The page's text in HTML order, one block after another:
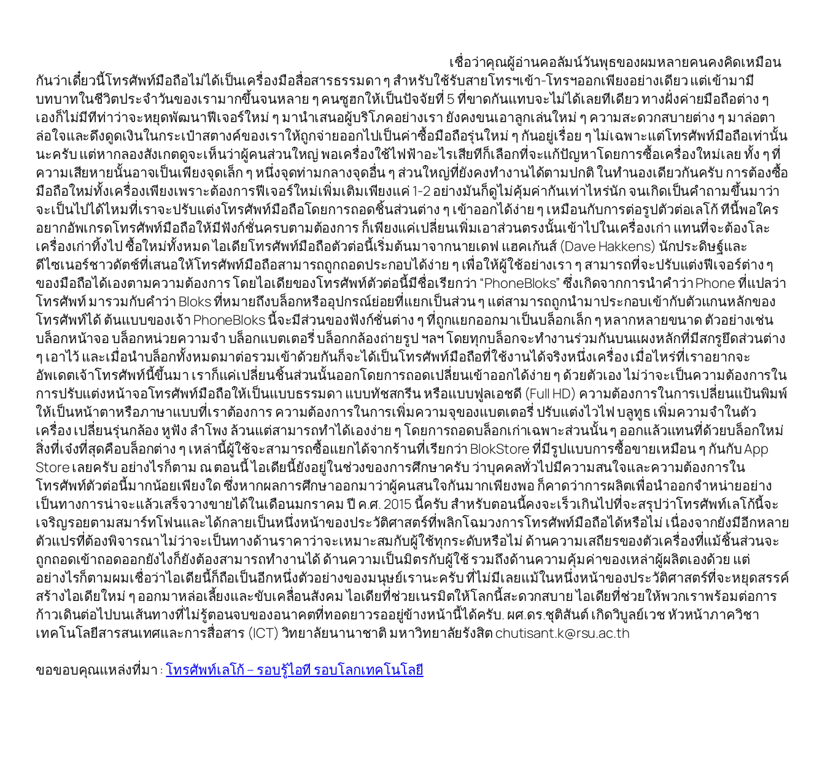
เชื่อว่าคุณผู้อ่านคอลัมน์วันพุธของผมหลายคนคงคิดเหมือน
กันว่าเดี๋ยวนี้โทรศัพท์มือถือไม่ได้เป็นเครื่องมือสื่อสารธรรมดา ๆ สำหรับใช้รับสายโทรฯเข้า-โทรฯออกเพียงอย่างเดียว แต่เข้ามามี
บทบาทในชีวิตประจำวันของเรามากขึ้นจนหลาย ๆ คนซูฮกให้เป็นปัจจัยที่ 5 ที่ขาดกันแทบจะไม่ได้เลยทีเดียว ทางฝั่งค่ายมือถือต่าง ๆ
เองก็ไม่มีทีท่าว่าจะหยุดพัฒนาฟีเจอร์ใหม่ ๆ มานำเสนอผู้บริโภคอย่างเรา ยังคงขนเอาลูกเล่นใหม่ ๆ ความสะดวกสบายต่าง ๆ มาล่อตา
ล่อใจและดึงดูดเงินในกระเป๋าสตางค์ของเราให้ถูกจ่ายออกไปเป็นค่าซื้อมือถือรุ่นใหม่ ๆ กันอยู่เรื่อย ๆ ไม่เฉพาะแต่โทรศัพท์มือถือเท่านั้น
นะครับ แต่หากลองสังเกตดูจะเห็นว่าผู้คนส่วนใหญ่ พอเครื่องใช้ไฟฟ้าอะไรเสียทีก็เลือกที่จะแก้ปัญหาโดยการซื้อเครื่องใหม่เลย ทั้ง ๆ ที่
ความเสียหายนั้นอาจเป็นเพียงจุดเล็ก ๆ หนึ่งจุดท่ามกลางจุดอื่น ๆ ส่วนใหญ่ที่ยังคงทำงานได้ตามปกติ ในทำนองเดียวกันครับ การต้องซื้อ
มือถือใหม่ทั้งเครื่องเพียงเพราะต้องการฟีเจอร์ใหม่เพิ่มเติมเพียงแค่ 1-2 อย่างมันก็ดูไม่คุ้มค่ากันเท่าไหร่นัก จนเกิดเป็นคำถามขึ้นมาว่า
จะเป็นไปได้ไหมที่เราจะปรับแต่งโทรศัพท์มือถือโดยการถอดชิ้นส่วนต่าง ๆ เข้าออกได้ง่าย ๆ เหมือนกับการต่อรูปตัวต่อเลโก้ ทีนี้พอใคร
อยากอัพเกรดโทรศัพท์มือถือให้มีฟังก์ชั่นครบตามต้องการ ก็เพียงแค่เปลี่ยนเพิ่มเอาส่วนตรงนั้นเข้าไปในเครื่องเก่า แทนที่จะต้องโละ
เครื่องเก่าทิ้งไป ซื้อใหม่ทั้งหมด ไอเดียโทรศัพท์มือถือตัวต่อนี้เริ่มต้นมาจากนายเดฟ แฮคเก้นส์ (Dave Hakkens) นักประดิษฐ์และ
ดีไซเนอร์ชาวดัตช์ที่เสนอให้โทรศัพท์มือถือสามารถถูกถอดประกอบได้ง่าย ๆ เพื่อให้ผู้ใช้อย่างเรา ๆ สามารถที่จะปรับแต่งฟีเจอร์ต่าง ๆ
ของมือถือได้เองตามความต้องการ โดยไอเดียของโทรศัพท์ตัวต่อนี้มีชื่อเรียกว่า “PhoneBloks” ซึ่งเกิดจากการนำคำว่า Phone ที่แปลว่า
โทรศัพท์ มารวมกับคำว่า Bloks ที่หมายถึงบล็อกหรืออุปกรณ์ย่อยที่แยกเป็นส่วน ๆ แต่สามารถถูกนำมาประกอบเข้ากับตัวแกนหลักของ
โทรศัพท์ได้ ต้นแบบของเจ้า PhoneBloks นี้จะมีส่วนของฟังก์ชั่นต่าง ๆ ที่ถูกแยกออกมาเป็นบล็อกเล็ก ๆ หลากหลายขนาด ตัวอย่างเช่น
บล็อกหน้าจอ บล็อกหน่วยความจำ บล็อกแบตเตอรี่ บล็อกกล้องถ่ายรูป ฯลฯ โดยทุกบล็อกจะทำงานร่วมกันบนแผงหลักที่มีสกรูยึดส่วนต่าง
ๆ เอาไว้ และเมื่อนำบล็อกทั้งหมดมาต่อรวมเข้าด้วยกันก็จะได้เป็นโทรศัพท์มือถือที่ใช้งานได้จริงหนึ่งเครื่อง เมื่อไหร่ที่เราอยากจะ
อัพเดตเจ้าโทรศัพท์นี้ขึ้นมา เราก็แค่เปลี่ยนชิ้นส่วนนั้นออกโดยการถอดเปลี่ยนเข้าออกได้ง่าย ๆ ด้วยตัวเอง ไม่ว่าจะเป็นความต้องการใน
การปรับแต่งหน้าจอโทรศัพท์มือถือให้เป็นแบบธรรมดา แบบทัชสกรีน หรือแบบฟูลเอชดี (Full HD) ความต้องการในการเปลี่ยนแป้นพิมพ์
ให้เป็นหน้าตาหรือภาษาแบบที่เราต้องการ ความต้องการในการเพิ่มความจุของแบตเตอรี่ ปรับแต่งไวไฟ บลูทูธ เพิ่มความจำในตัว
เครื่อง เปลี่ยนรุ่นกล้อง หูฟัง ลำโพง ล้วนแต่สามารถทำได้เองง่าย ๆ โดยการถอดบล็อกเก่าเฉพาะส่วนนั้น ๆ ออกแล้วแทนที่ด้วยบล็อกใหม่
สิ่งที่เจ๋งที่สุดคือบล็อกต่าง ๆ เหล่านี้ผู้ใช้จะสามารถซื้อแยกได้จากร้านที่เรียกว่า BlokStore ที่มีรูปแบบการซื้อขายเหมือน ๆ กันกับ App
Store เลยครับ อย่างไรก็ตาม ณ ตอนนี้ ไอเดียนี้ยังอยู่ในช่วงของการศึกษาครับ ว่าบุคคลทั่วไปมีความสนใจและความต้องการใน
โทรศัพท์ตัวต่อนี้มากน้อยเพียงใด ซึ่งหากผลการศึกษาออกมาว่าผู้คนสนใจกันมากเพียงพอ ก็คาดว่าการผลิตเพื่อนำออกจำหน่ายอย่าง
เป็นทางการน่าจะแล้วเสร็จวางขายได้ในเดือนมกราคม ปี ค.ศ. 2015 นี้ครับ สำหรับตอนนี้คงจะเร็วเกินไปที่จะสรุปว่าโทรศัพท์เลโก้นี้จะ
เจริญรอยตามสมาร์ทโฟนและได้กลายเป็นหนึ่งหน้าของประวัติศาสตร์ที่พลิกโฉมวงการโทรศัพท์มือถือได้หรือไม่ เนื่องจากยังมีอีกหลาย
ตัวแปรที่ต้องพิจารณา ไม่ว่าจะเป็นทางด้านราคาว่าจะเหมาะสมกับผู้ใช้ทุกระดับหรือไม่ ด้านความเสถียรของตัวเครื่องที่แม้ชิ้นส่วนจะ
ถูกถอดเข้าถอดออกยังไงก็ยังต้องสามารถทำงานได้ ด้านความเป็นมิตรกับผู้ใช้ รวมถึงด้านความคุ้มค่าของเหล่าผู้ผลิตเองด้วย แต่
อย่างไรก็ตามผมเชื่อว่าไอเดียนี้ก็ถือเป็นอีกหนึ่งตัวอย่างของมนุษย์เรานะครับ ที่ไม่มีเลยแม้ในหนึ่งหน้าของประวัติศาสตร์ที่จะหยุดสรรค์
สร้างไอเดียใหม่ ๆ ออกมาหล่อเลี้ยงและขับเคลื่อนสังคม ไอเดียที่ช่วยเนรมิตให้โลกนี้สะดวกสบาย ไอเดียที่ช่วยให้พวกเราพร้อมต่อการ
ก้าวเดินต่อไปบนเส้นทางที่ไม่รู้ตอนจบของอนาคตที่ทอดยาวรออยู่ข้างหน้านี้ได้ครับ. ผศ.ดร.ชุติสันต์ เกิดวิบูลย์เวช หัวหน้าภาควิชา
เทคโนโลยีสารสนเทศและการสื่อสาร (ICT) วิทยาลัยนานาชาติ มหาวิทยาลัยรังสิต chutisant.k@rsu.ac.th
ขอขอบคุณแหล่งที่มา :โทรศัพท์เลโก้ – รอบรู้ไอที รอบโลกเทคโนโลยี